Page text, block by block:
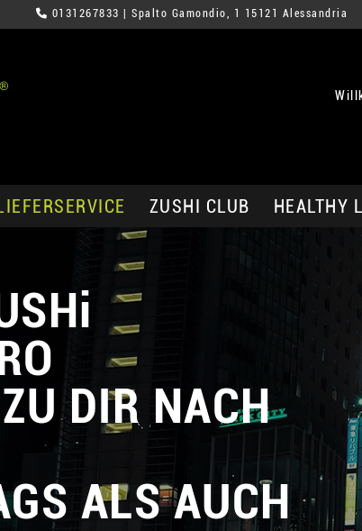
0131267833 | Spalto Gamondio, 1 15121 Alessandria
ZUSHI CLUB HEALTHY
DIR NACH
ALS AUCH